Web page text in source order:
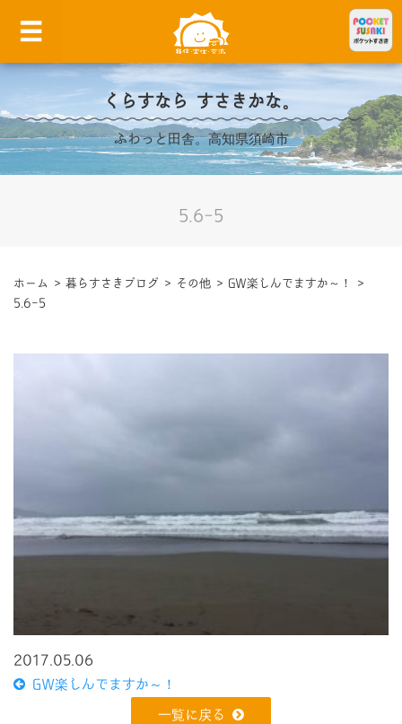
くらすなら すさきかな。
ふわっと田舎。高知県須崎市
5.6-5
ホーム > 暮らすさきブログ > その他 > GW楽しんでますか～！
>
5.6-5
2017.05.06
GW楽しんでますか～！
一覧に戻る